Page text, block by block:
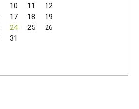
10 11
12
17 18
19
24 25
26
31